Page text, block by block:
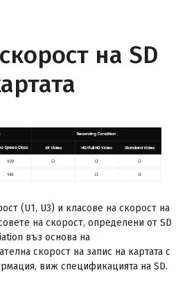
на SD
(U1, U3) и класове на скорост на
на скорост, определени от SD
въз основа на
скорост на запис на картата с
виж спецификацията на SD.